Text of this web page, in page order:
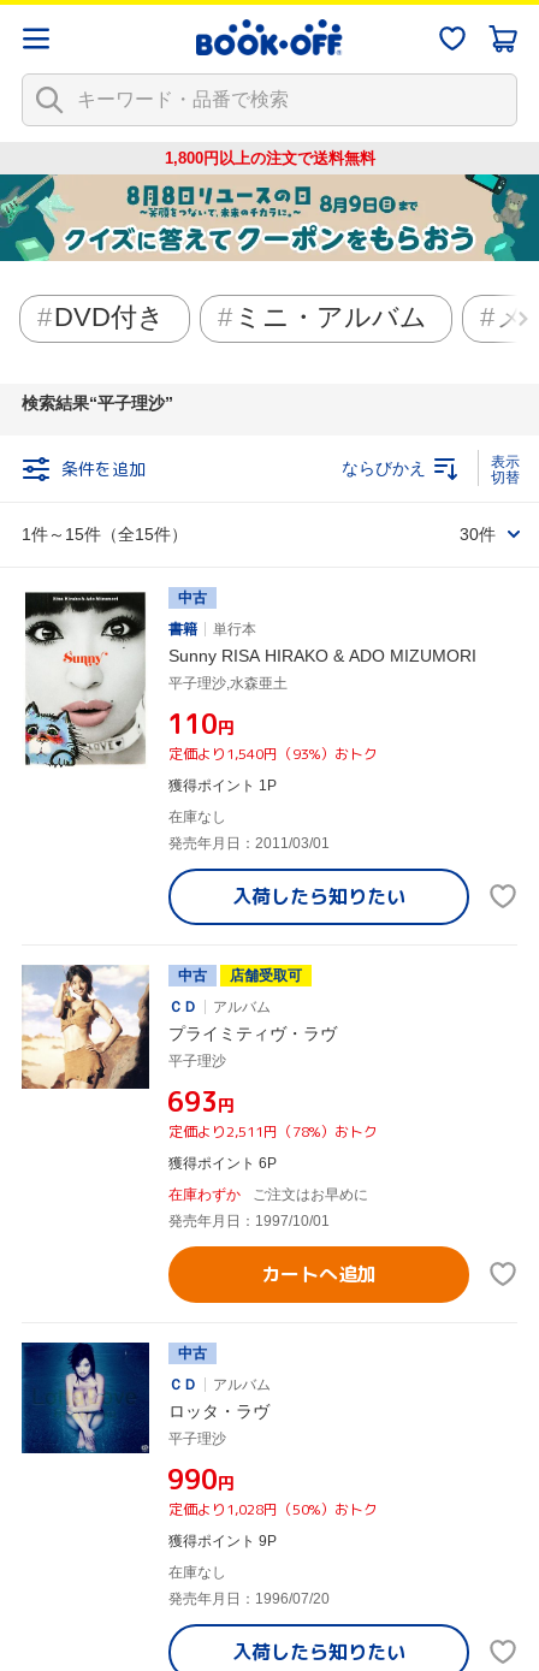
1,800円以上の注文で送料無料
DVD付き ミニ・アルバム メ
検索結果 平子理沙
条件を追加
1件～15件（全15件）
ならびかえ
30件
中古
書籍
単行本
Sunny RISA HIRAKO & ADO MIZUMORI
平子理沙,水森亜土
¥110円
定価より1,540円（93%）おトク
獲得ポイント 1P
在庫なし
発売年月日：2011/03/01
入荷したら知りたい
中古
店舗受取可
ＣＤ
アルバム
プライミティヴ・ラヴ
平子理沙
¥693円
定価より2,511円（78%）おトク
獲得ポイント 6P
在庫わずか
ご注文はお早めに
発売年月日：1997/10/01
カートへ追加
中古
ＣＤ
アルバム
ロッタ・ラヴ
平子理沙
¥990円
定価より1,028円（50%）おトク
獲得ポイント 9P
在庫なし
発売年月日：1996/07/20
入荷したら知りたい